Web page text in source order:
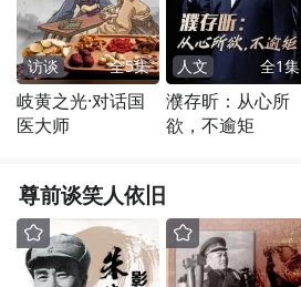
访谈 全5集
岐黄之光·对话国
医大师
人文 全1集
濮存昕：从心所
欲，不逾矩
尊前谈笑人依旧